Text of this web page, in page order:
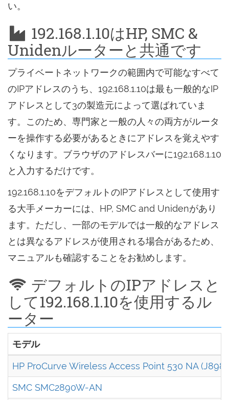
い。
192.168.1.10はHP, SMC &
Unidenルーターと共通です
プライベートネットワークの範囲内で可能なすべて
のIPアドレスのうち、192.168.1.10は最も一般的なIP
アドレスとして3の製造元によって選ばれていま
す。このため、専門家と一般の人々の両方がルータ
ーを操作する必要があるときにアドレスを覚えやす
くなります。ブラウザのアドレスバーに192.168.1.10
と入力するだけです。
192.168.1.10をデフォルトのIPアドレスとして使用す
る大手メーカーには、HP, SMC and Unidenがあり
ます。ただし、一部のモデルでは一般的なアドレス
とは異なるアドレスが使用される場合があるため、
マニュアルも確認することをお勧めします。
デフォルトのIPアドレスと
して192.168.1.10を使用するル
ーター
モデル
HP ProCurve Wireless Access Point 530 NA
SMC SMC2890W-AN